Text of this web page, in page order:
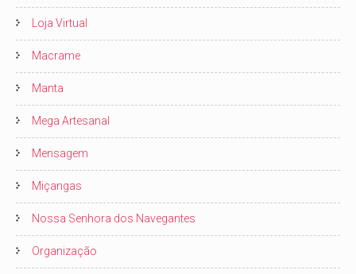
Loja Virtual
Macrame
Manta
Mega Artesanal
Mensagem
Miçangas
Nossa Senhora dos Navegantes
Organização